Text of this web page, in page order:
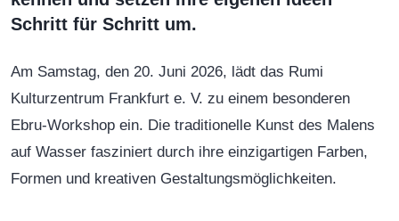
Schritt für Schritt um.
Am Samstag, den 20. Juni 2026, lädt das Rumi
Kulturzentrum Frankfurt e. V. zu einem besonderen
Ebru-Workshop ein. Die traditionelle Kunst des Malens
auf Wasser fasziniert durch ihre einzigartigen Farben,
Formen und kreativen Gestaltungsmöglichkeiten.